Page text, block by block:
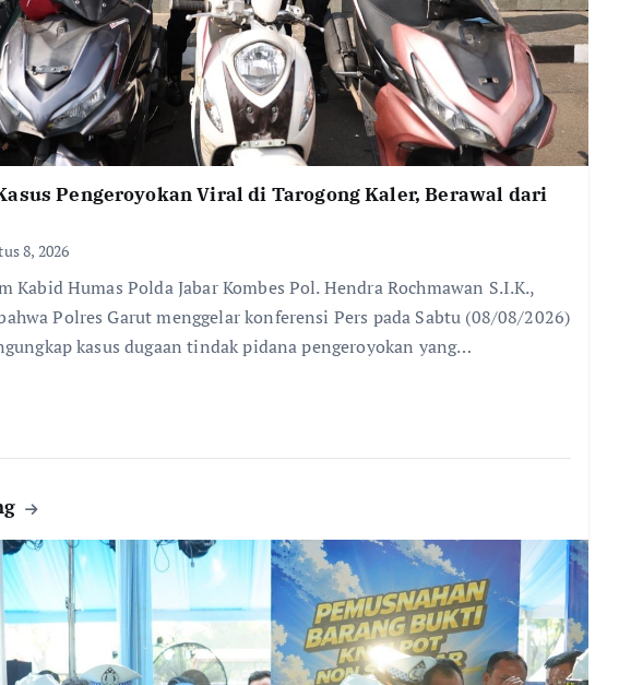
Pengeroyokan Viral di Tarogong Kaler, Berawal dari
8, 2026
Kabid Humas Polda Jabar Kombes Pol. Hendra Rochmawan S.I.K.,
Polres Garut menggelar konferensi Pers pada Sabtu (08/08/2026)
kasus dugaan tindak pidana pengeroyokan yang…